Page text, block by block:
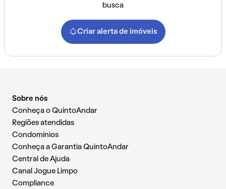
busca
Criar alerta de imóveis
Sobre nós
Conheça o QuintoAndar
Regiões atendidas
Condomínios
Conheça a Garantia QuintoAndar
Central de Ajuda
Canal Jogue Limpo
Compliance